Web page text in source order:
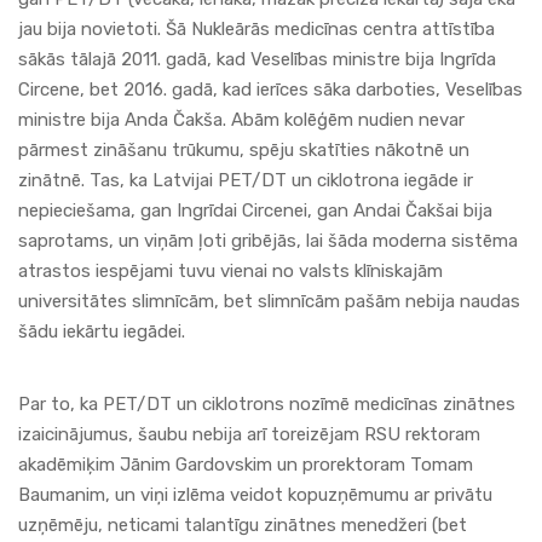
jau bija novietoti. Šā Nukleārās medicīnas centra attīstība
sākās tālajā 2011. gadā, kad Veselības ministre bija Ingrīda
Circene, bet 2016. gadā, kad ierīces sāka darboties, Veselības
ministre bija Anda Čakša. Abām kolēģēm nudien nevar
pārmest zināšanu trūkumu, spēju skatīties nākotnē un
zinātnē. Tas, ka Latvijai PET/DT un ciklotrona iegāde ir
nepieciešama, gan Ingrīdai Circenei, gan Andai Čakšai bija
saprotams, un viņām ļoti gribējās, lai šāda moderna sistēma
atrastos iespējami tuvu vienai no valsts klīniskajām
universitātes slimnīcām, bet slimnīcām pašām nebija naudas
šādu iekārtu iegādei.
Par to, ka PET/DT un ciklotrons nozīmē medicīnas zinātnes
izaicinājumus, šaubu nebija arī toreizējam RSU rektoram
akadēmiķim Jānim Gardovskim un prorektoram Tomam
Baumanim, un viņi izlēma veidot kopuzņēmumu ar privātu
uzņēmēju, neticami talantīgu zinātnes menedžeri (bet